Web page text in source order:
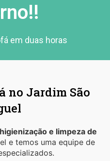
em duas horas
no Jardim São
e limpeza de
e temos uma equipe de